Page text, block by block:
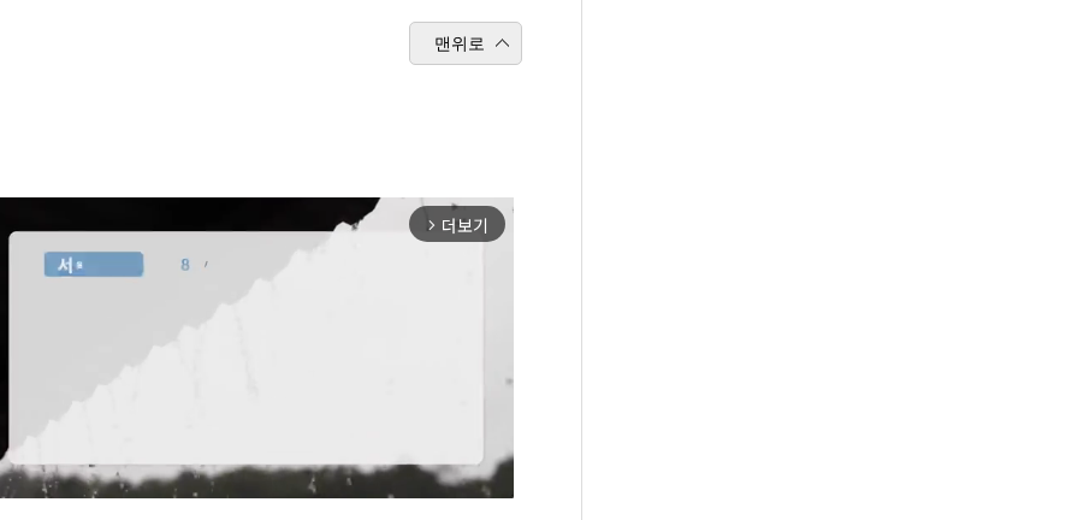
맨위로
arrow_forward_ios 더보기